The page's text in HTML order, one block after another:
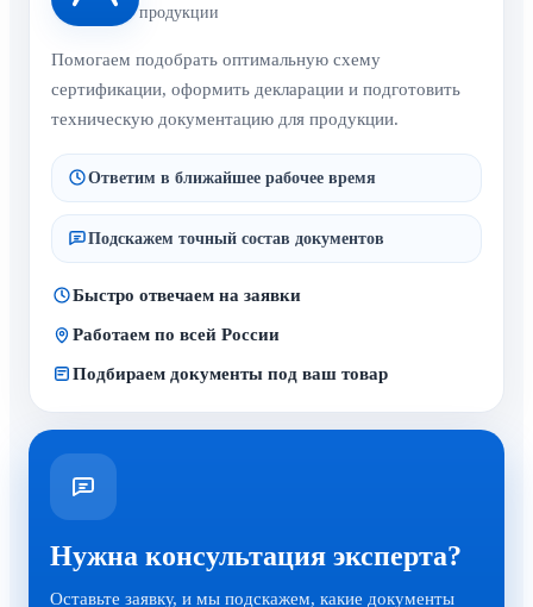
продукции
Помогаем подобрать оптимальную схему
сертификации, оформить декларации и подготовить
техническую документацию для продукции.
Ответим в ближайшее рабочее время
Подскажем точный состав документов
Быстро отвечаем на заявки
Работаем по всей России
Подбираем документы под ваш товар
Нужна консультация эксперта?
Оставьте заявку, и мы подскажем, какие документы